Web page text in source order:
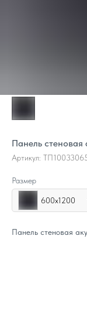
Панель
Артикул:
Размер
600х1200
Панель стеновая